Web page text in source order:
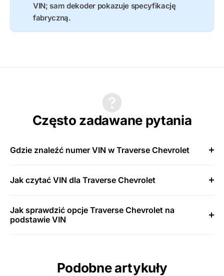
VIN; sam dekoder pokazuje specyfikację
fabryczną.
Często zadawane pytania
Gdzie znaleźć numer VIN w Traverse Chevrolet
Jak czytać VIN dla Traverse Chevrolet
Jak sprawdzić opcje Traverse Chevrolet na
podstawie VIN
Podobne artykuły